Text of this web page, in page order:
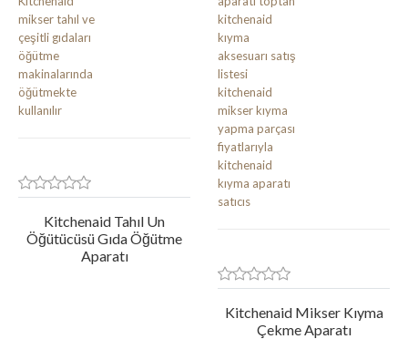
Kitchenaid Tahıl Un
Öğütücüsü Gıda Öğütme
Aparatı
Kitchenaid Mikser Kıyma
Çekme Aparatı